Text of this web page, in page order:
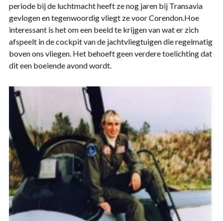
periode bij de luchtmacht heeft ze nog jaren bij Transavia
gevlogen en tegenwoordig vliegt ze voor Corendon.Hoe
interessant is het om een beeld te krijgen van wat er zich
afspeelt in de cockpit van de jachtvliegtuigen die regelmatig
boven ons vliegen. Het behoeft geen verdere toelichting dat
dit een boeiende avond wordt.